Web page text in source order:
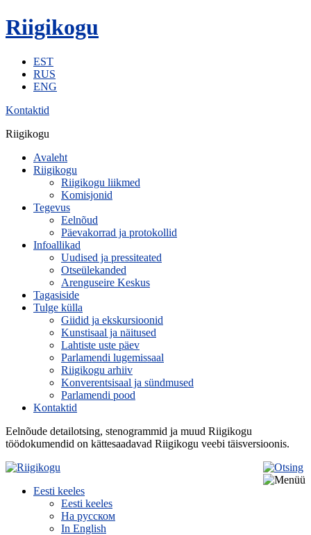
Riigikogu
EST
RUS
ENG
Kontaktid
Riigikogu
Avaleht
Riigikogu
Riigikogu liikmed
Komisjonid
Tegevus
Eelnõud
Päevakorrad ja protokollid
Infoallikad
Uudised ja pressiteated
Otseülekanded
Arenguseire Keskus
Tagasiside
Tulge külla
Giidid ja ekskursioonid
Kunstisaal ja näitused
Lahtiste uste päev
Parlamendi lugemissaal
Riigikogu arhiiv
Konverentsisaal ja sündmused
Parlamendi pood
Kontaktid
Eelnõude detailotsing, stenogrammid ja muud Riigikogu
töödokumendid on kättesaadavad Riigikogu veebi täisversioonis.
Eesti keeles
Eesti keeles
На русском
In English